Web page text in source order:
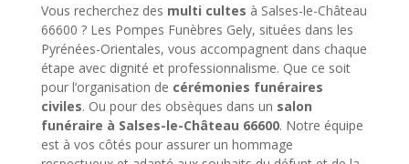
Vous recherchez des multi cultes à Salses-le-Château
66600 ? Les Pompes Funèbres Gely, situées dans les
Pyrénées-Orientales, vous accompagnent dans chaque
étape avec dignité et professionnalisme. Que ce soit
pour l’organisation de cérémonies funéraires
civiles. Ou pour des obsèques dans un salon
funéraire à Salses-le-Château 66600. Notre équipe
est à vos côtés pour assurer un hommage